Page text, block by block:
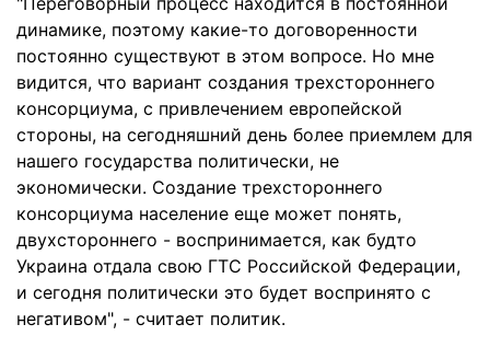
динамике, поэтому какие-то договоренности
постоянно существуют в этом вопросе. Но мне
видится, что вариант создания трехстороннего
консорциума, с привлечением европейской
стороны, на сегодняшний день более приемлем для
нашего государства политически, не
экономически. Создание трехстороннего
консорциума население еще может понять,
двухстороннего - воспринимается, как будто
Украина отдала свою ГТС Российской Федерации,
и сегодня политически это будет воспринято с
негативом", - считает политик.